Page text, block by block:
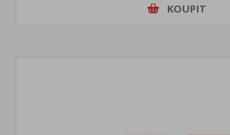
KOUPIT